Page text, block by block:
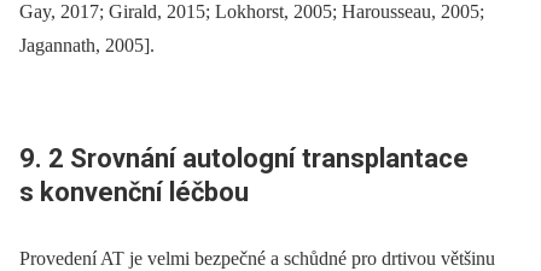
Gay, 2017; Girald, 2015; Lokhorst, 2005; Harousseau, 2005;
Jagannath, 2005].
9. 2 Srovnání autologní transplantace
s konvenční léčbou
Provedení AT je velmi bezpečné a schůdné pro drtivou většinu